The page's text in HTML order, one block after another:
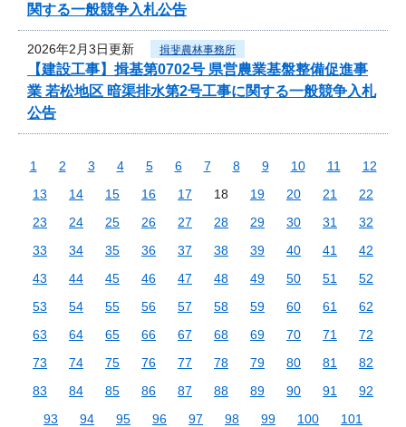
関する一般競争入札公告
2026年2月3日更新 揖斐農林事務所
【建設工事】揖基第0702号 県営農業基盤整備促進事
業 若松地区 暗渠排水第2号工事に関する一般競争入札
公告
1 2 3 4 5 6 7 8 9 10 11
12
13
14 15 16 17 18 19 20 21
22
23
24 25 26 27 28 29 30 31
32
33
34 35 36 37 38 39 40 41
42
43
44 45 46 47 48 49 50 51
52
53
54 55 56 57 58 59 60 61
62
63
64 65 66 67 68 69 70 71
72
73
74 75 76 77 78 79 80 81
82
83
84 85 86 87 88 89 90 91
92
93
94 95 96 97 98 99 100
101